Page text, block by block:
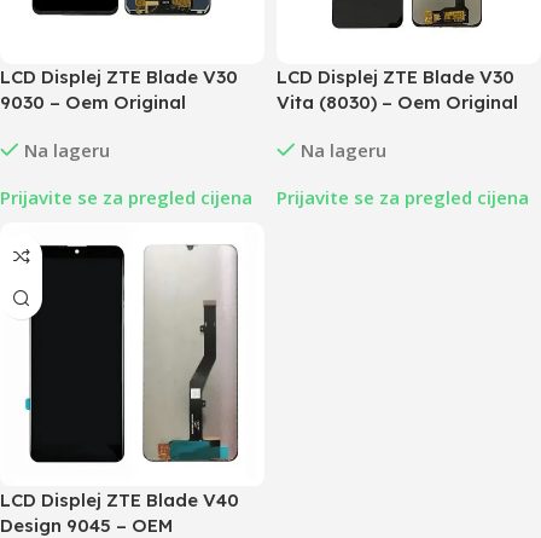
LCD Displej ZTE Blade V30
9030 – Oem Original
Na lageru
Prijavite se za pregled cijena
LCD Displej ZTE Blade V30
Vita (8030) – Oem Original
Na lageru
Prijavite se za pregled cijena
LCD Displej ZTE Blade V40
Design 9045 – OEM